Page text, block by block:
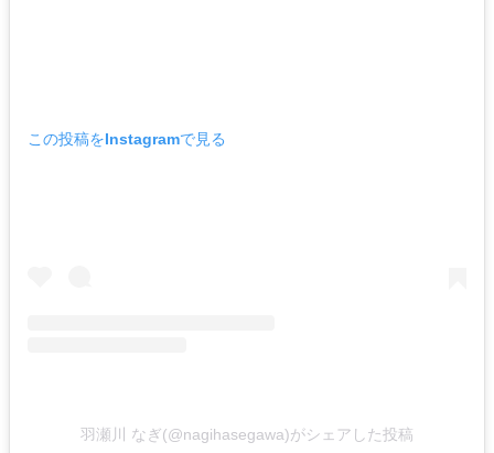
この投稿をInstagramで見る
羽瀬川 なぎ(@nagihasegawa)がシェアした投稿